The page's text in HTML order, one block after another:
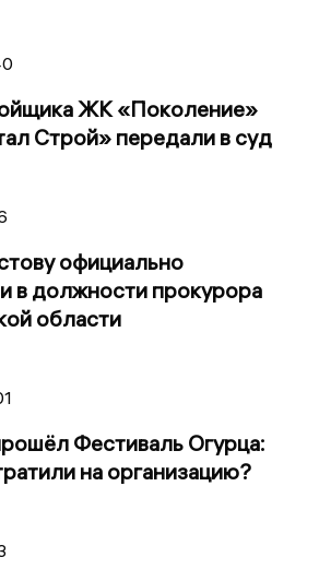
ЖК «Поколение»
Строй» передали в суд
официально
в должности прокурора
области
Фестиваль Огурца:
на организацию?